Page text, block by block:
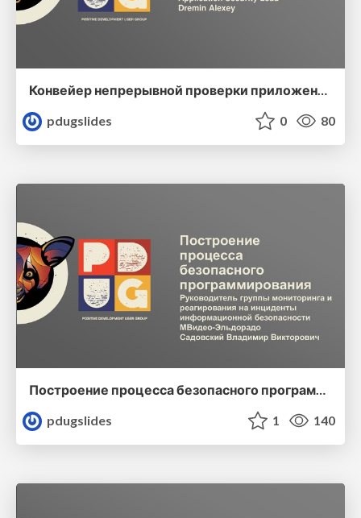
pdugslides
0 80
Построение процесса безопасного программирования
pdugslides
1 140